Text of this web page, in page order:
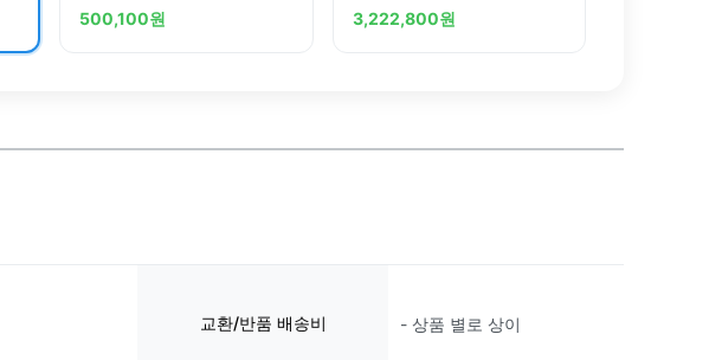
500,100원
3,222,800원
교환/반품 배송비 - 상품 별로 상이